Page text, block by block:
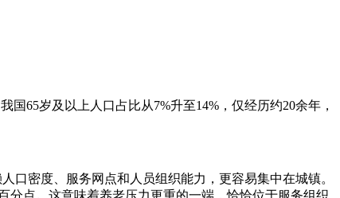
65岁及以上人口占比从7%升至14%，仅经历约20余年，
口密度、服务网点和人员组织能力，更容易集中在城镇。
分点。这意味着养老压力更重的一端，恰恰位于服务组织